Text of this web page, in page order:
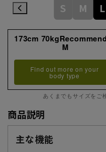
S M L
173cm
M
Find out more on your
body type
あくまでもサイズをご
商品説明
主な機能